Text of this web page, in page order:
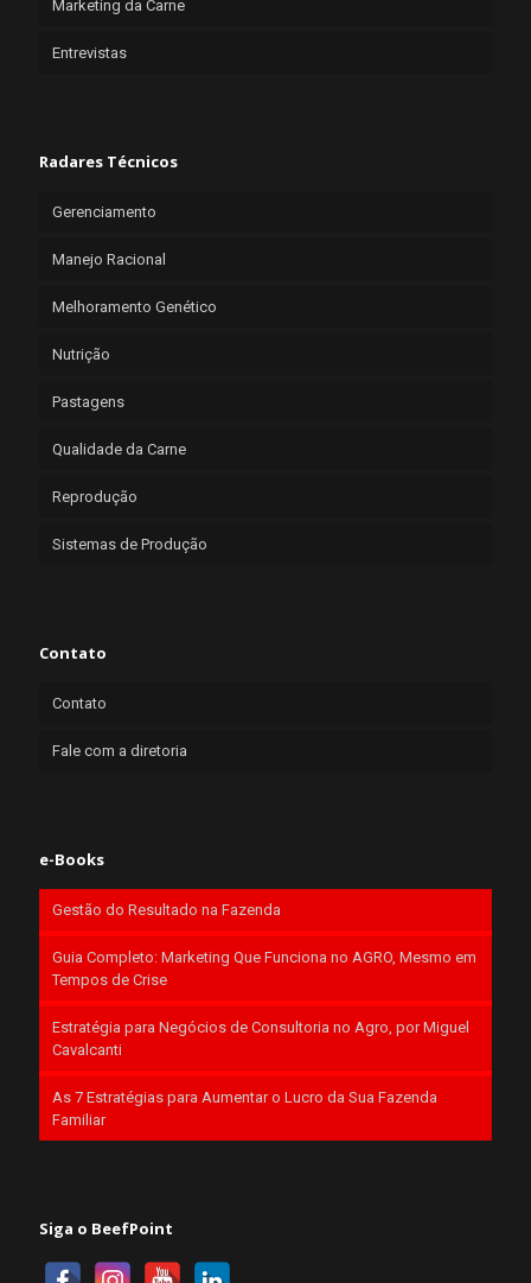
Marketing da Carne
Entrevistas
Radares Técnicos
Gerenciamento
Manejo Racional
Melhoramento Genético
Nutrição
Pastagens
Qualidade da Carne
Reprodução
Sistemas de Produção
Contato
Contato
Fale com a diretoria
e-Books
Gestão do Resultado na Fazenda
Guia Completo: Marketing Que Funciona no AGRO, Mesmo em
Tempos de Crise
Estratégia para Negócios de Consultoria no Agro, por Miguel
Cavalcanti
As 7 Estratégias para Aumentar o Lucro da Sua Fazenda
Familiar
Siga o BeefPoint